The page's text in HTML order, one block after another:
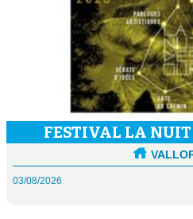
FESTIVAL LA NUIT
03/08/2026